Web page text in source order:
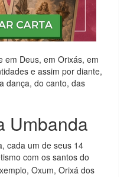
em Deus, em Orixás, em
e assim por diante,
dança, do canto, das
Umbanda
cada um de seus 14
com os santos do
Oxum, Orixá dos